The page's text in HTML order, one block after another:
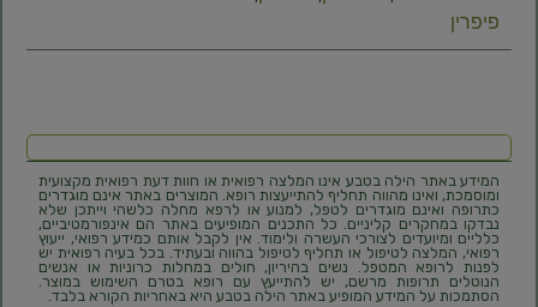
פיפרין
המידע באתר הילה בטבע אינו המלצה רפואית או חוות דעת רפואית מקצועית
ומוסמכת, ואינו מהווה תחליף להתייעצות רופא. המוצרים באתר אינם מוגדרים
כתרופה ואינם מוגדרים לטפל, למנוע או לרפא מחלה כלשהי וייתכן שלא
נבדקו במחקרים קליניים. כל התכנים המופיעים באתר הם אינפורמטיביים,
כלליים ומיועדים לצורכי העשרה ולימוד. אין לקבל אותם כמידע רפואי, ייעוץ
רפואי, המלצה לטיפול או תחליף לטיפול בהווה ובעתיד. בכל בעיה רפואית יש
לפנות לרופא המטפל. נשים בהיריון, חולים במחלות כרוניות או אנשים
הנוטלים תרופות מרשם, יש להתייעץ עם רופא בטרם השימוש במוצר.
הסתמכות על המידע המופיע באתר הילה בטבע היא באחריות הקורא בלבד.